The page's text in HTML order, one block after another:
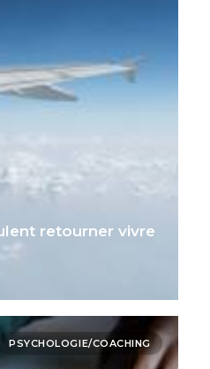
retourner vivre
PSYCHOLOGIE/COACHING